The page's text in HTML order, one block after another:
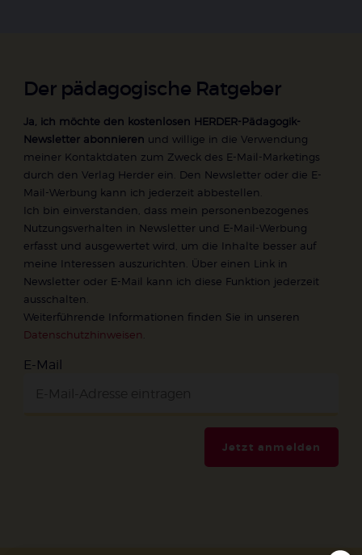
Der pädagogische Ratgeber
Ja, ich möchte den kostenlosen HERDER-Pädagogik-
Newsletter abonnieren und willige in die Verwendung
meiner Kontaktdaten zum Zweck des E-Mail-Marketings
durch den Verlag Herder ein. Den Newsletter oder die E-
Mail-Werbung kann ich jederzeit abbestellen.
Ich bin einverstanden, dass mein personenbezogenes
Nutzungsverhalten in Newsletter und E-Mail-Werbung
erfasst und ausgewertet wird, um die Inhalte besser auf
meine Interessen auszurichten. Über einen Link in
Newsletter oder E-Mail kann ich diese Funktion jederzeit
ausschalten.
Weiterführende Informationen finden Sie in unseren
Datenschutzhinweisen
E-Mail
Jetzt anmelden